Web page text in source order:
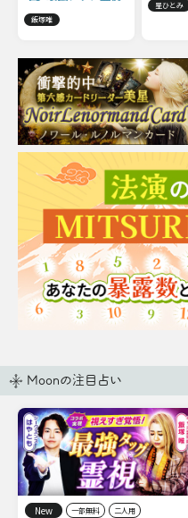
飯塚唯
星ひとみ
Moonの注目占い
New 一部無料 二人用